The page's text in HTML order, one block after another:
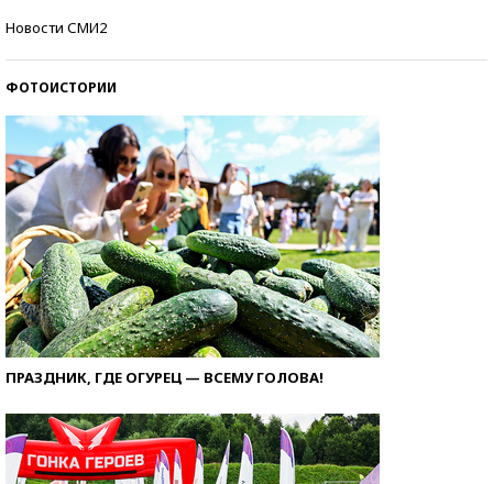
Новости СМИ2
ФОТОИСТОРИИ
ПРАЗДНИК, ГДЕ ОГУРЕЦ — ВСЕМУ ГОЛОВА!